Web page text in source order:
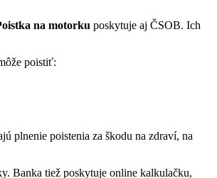
na motorku poskytuje aj ČSOB. Ich
poistiť:
plnenie poistenia za škodu na zdraví, na
Banka tiež poskytuje online kalkulačku,